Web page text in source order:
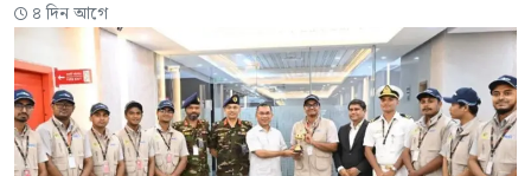
৪ দিন আগে